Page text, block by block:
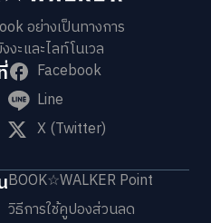
อย่างเป็นทางการ
ะและไลท์โนเวล
Facebook
Line
X (Twitter)
BOOK☆WALKER Point
วิธีการใช้คูปองส่วนลด